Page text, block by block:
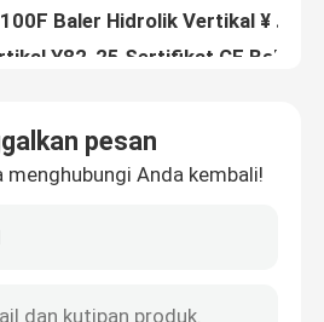
pesan
menghubungi Anda kembali!